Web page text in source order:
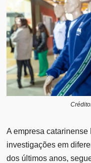
A empresa
investigações em
dos últimos anos,